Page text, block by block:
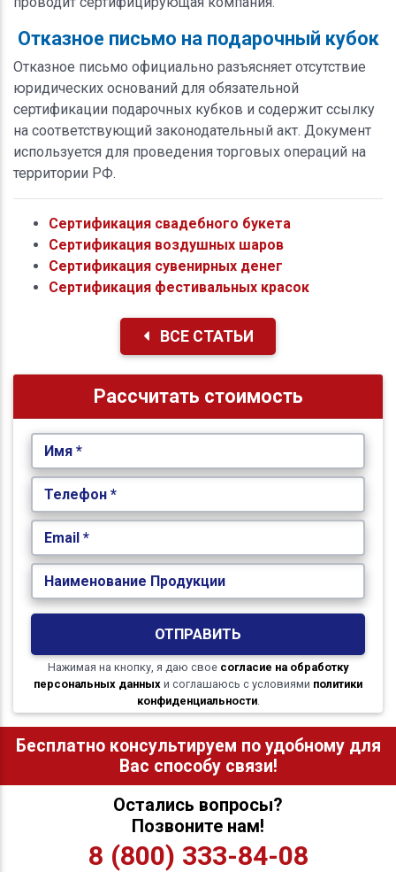
Отказное письмо на подарочный кубок
Отказное письмо официально разъясняет отсутствие
юридических оснований для обязательной
сертификации подарочных кубков и содержит ссылку
на соответствующий законодательный акт. Документ
используется для проведения торговых операций на
территории РФ.
Сертификация свадебного букета
Сертификация воздушных шаров
Сертификация сувенирных денег
Сертификация фестивальных красок
ВСЕ СТАТЬИ
Рассчитать стоимость
Имя *
Телефон *
Email *
Наименование Продукции
ОТПРАВИТЬ
Нажимая на кнопку, я даю свое согласие на обработку
персональных данных и соглашаюсь с условиями политики
конфиденциальности.
Бесплатно консультируем по удобному для
Вас способу связи!
Остались вопросы?
Позвоните нам!
8 (800) 333-84-08